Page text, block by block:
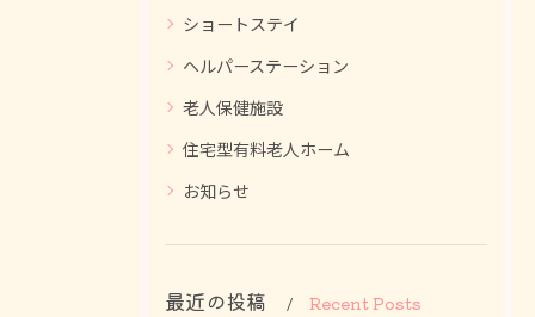
ショートステイ
ヘルパーステーション
老人保健施設
住宅型有料老人ホーム
お知らせ
最近の投稿 Recent Posts